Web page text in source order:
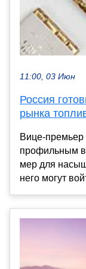
11:00, 03 Июн
Россия
рынка
Вице-премьер
профильным
мер для
него могут